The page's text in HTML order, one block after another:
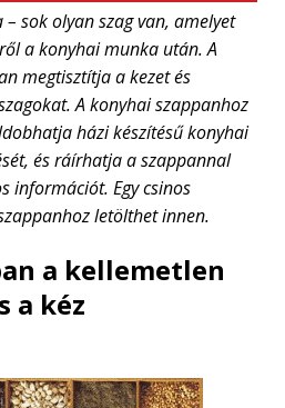
sok olyan szag van, amelyet
a konyhai munka után. A
megtisztítja a kezet és
A konyhai szappanhoz
házi készítésű konyhai
és ráírhatja a szappannal
információt. Egy csinos
letölthet innen.
a kellemetlen
a kéz